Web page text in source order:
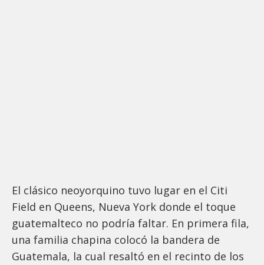
El clásico neoyorquino tuvo lugar en el Citi
Field en Queens, Nueva York donde el toque
guatemalteco no podría faltar. En primera fila,
una familia chapina colocó la bandera de
Guatemala, la cual resaltó en el recinto de los